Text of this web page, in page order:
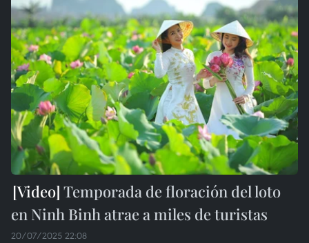
Temporada de floración del loto
en Ninh Binh atrae a miles de turistas
20/07/2025 22:08